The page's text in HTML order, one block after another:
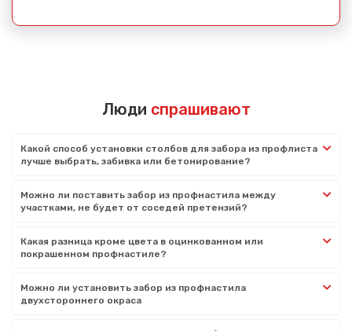
Люди спрашивают
Какой способ установки столбов для забора из профлиста
лучше выбрать, забивка или бетонирование?
Можно ли поставить забор из профнастила между
участками, не будет от соседей претензий?
Какая разница кроме цвета в оцинкованном или
покрашенном профнастиле?
Можно ли установить забор из профнастила
двухстороннего окраса